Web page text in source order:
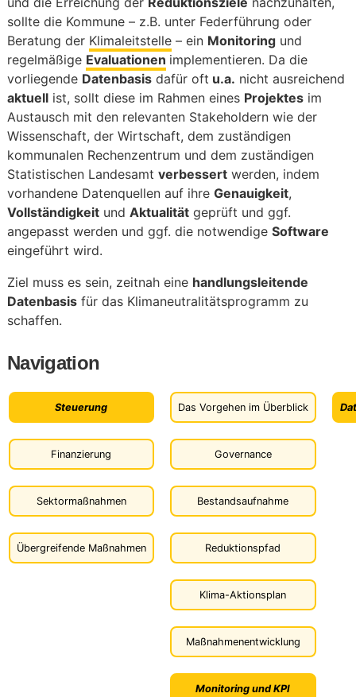
sollte die Kommune – z.B. unter Federführung oder
Beratung der Klimaleitstelle– ein Monitoringund
regelmäßige Evaluationen implementieren. Da die
vorliegende Datenbasisdafür oft u.a. nicht ausreichend
aktuellist, sollt diese im Rahmen eines Projektesim
Austausch mit den relevanten Stakeholdern wie der
Wissenschaft, der Wirtschaft, dem zuständigen
kommunalen Rechenzentrum und dem zuständigen
Statistischen Landesamt verbessertwerden, indem
vorhandene Datenquellen auf ihre Genauigkeit,
Vollständigkeitund Aktualitätgeprüft und ggf.
angepasst werden und ggf. die notwendige Software
eingeführt wird.
Ziel muss es sein, zeitnah eine handlungsleitende
Datenbasisfür das Klimaneutralitätsprogramm zu
schaffen.
Navigation
Steuerung
Finanzierung
Sektormaßnahmen
Übergreifende Maßnahmen
Das Vorgehen im Überblick
Governance
Bestandsaufnahme
Reduktionspfad
Klima-Aktionsplan
Maßnahmenentwicklung
Monitoring und KPI